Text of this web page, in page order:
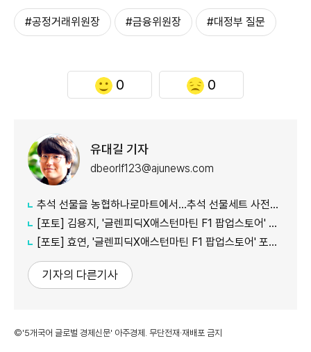
#공정거래위원장 #금융위원장 #대정부 질문
0 0
유대길 기자
dbeorlf123@ajunews.com
추석 선물을 농협하나로마트에서…추석 선물세트 사전예약 실시
[포토] 김용지, '글렌피딕X애스턴마틴 F1 팝업스토어' 포토콜 참석
[포토] 효연, '글렌피딕X애스턴마틴 F1 팝업스토어' 포토콜 참석
기자의 다른기사
©'5개국어 글로벌 경제신문' 아주경제. 무단전재·재배포 금지